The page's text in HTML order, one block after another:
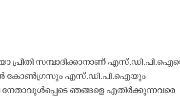
സമ്പാദിക്കാനാണ്
കോൺഗ്രസും എസ്.ഡി.പി.ഐയും
നേതാവുൾപ്പെടെ ഞങ്ങളെ എതിർക്കുന്നവരെ